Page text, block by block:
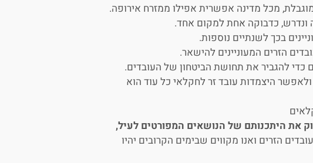
מכל מדינה אפשרית אפילו ממזרח אירופה.
ונדרש, כדבוקה אחת למקום אחד.
בכך לשנתיים נוספות.
הזרים המעוניינים להישאר.
כדי להגביר את תחושת הביטחון של העובדים.
היצמדות עובד זר לחקלאי כל עוד הוא
את היתכנותם של הנושאים המפורטים לעיל,
הזרים ואנו מקווים שבימים הקרובים יהיו